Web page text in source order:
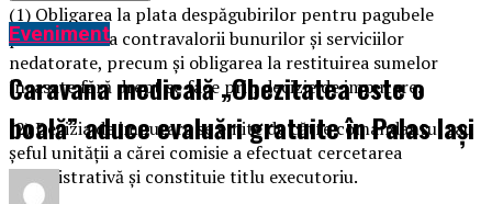
(1) Obligarea la plata despăgubirilor pentru pagubele
produse sau a contravalorii bunurilor şi serviciilor
nedatorate, precum şi obligarea la restituirea sumelor
încasate fără drept se face prin decizie de imputare.
(2) Decizia de imputare se emite de către comandantul sau
şeful unităţii a cărei comisie a efectuat cercetarea
administrativă şi constituie titlu executoriu.
Eveniment
Caravana medicală „Obezitatea este o
boală” aduce evaluări gratuite în Palas Iași